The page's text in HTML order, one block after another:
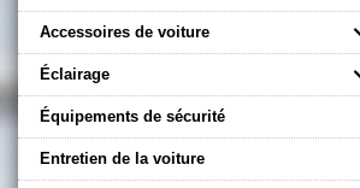
Accessoires de voiture
Éclairage
Équipements de sécurité
Entretien de la voiture